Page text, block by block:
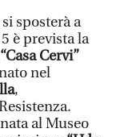
sposterà a
è prevista la
Cervi”
nel
,
al Museo